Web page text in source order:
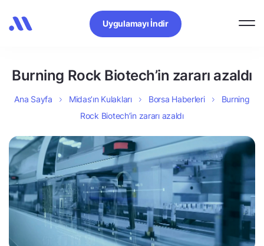
Uygulamayı İndir
Burning Rock Biotech’in zararı azaldı
Ana Sayfa Midas’ın Kulakları Borsa Haberleri
Burning
Rock Biotech’in zararı azaldı